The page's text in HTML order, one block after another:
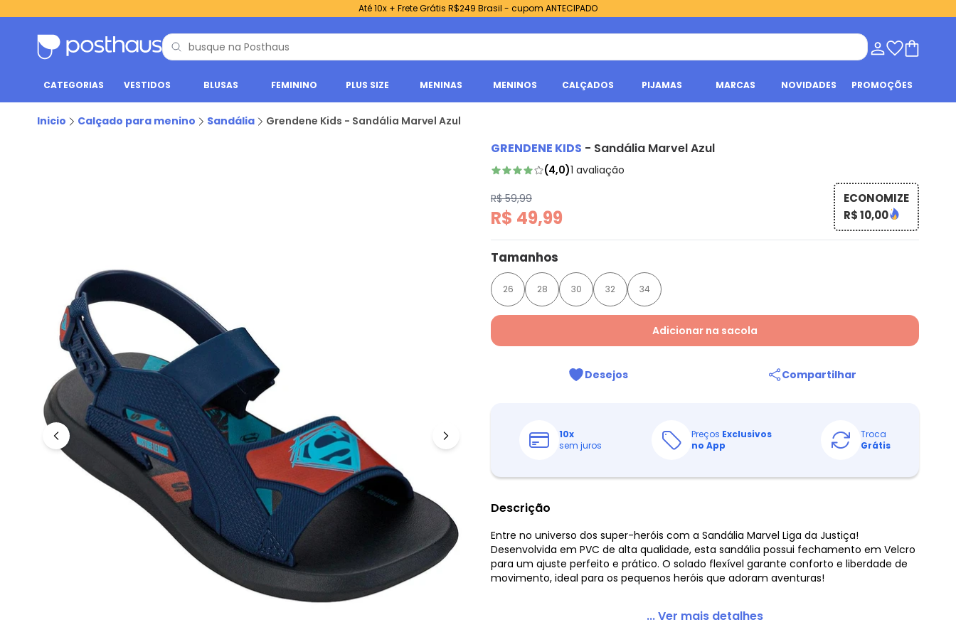
Até 10x + Frete Grátis R$249 Brasil - cupom ANTECIPADO
CATEGORIAS VESTIDOS BLUSAS FEMININO PLUS SIZE MENINAS MENINOS CALÇADOS PIJAMAS MARCAS NOVIDADES PROMOÇÕES
Inicio Calçado para menino Sandália Grendene Kids - Sandália Marvel Azul
GRENDENE KIDS - Sandália Marvel Azul
(4,0)1 avaliação
R$ 59,99
R$ 49,99
ECONOMIZE
R$ 10,00
Tamanhos
26 28 30 32 34
Adicionar na sacola
Desejos Compartilhar
10x
sem juros
Preços Exclusivos
no App
Troca
Grátis
Descrição
Entre no universo dos super-heróis com a Sandália Marvel Liga da Justiça!
Desenvolvida em PVC de alta qualidade, esta sandália possui fechamento em Velcro
para um ajuste perfeito e prático. O solado flexível garante conforto e liberdade de
movimento, ideal para os pequenos heróis que adoram aventuras!
... Ver mais detalhes